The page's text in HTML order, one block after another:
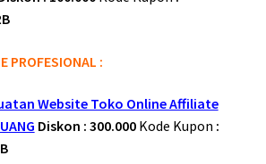
PROFESIONAL :
Website Toko Online Affiliate
Diskon : 300.000 Kode Kupon :